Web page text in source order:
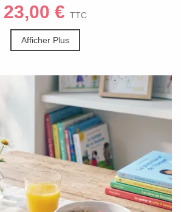
23,00 € TTC
Afficher Plus